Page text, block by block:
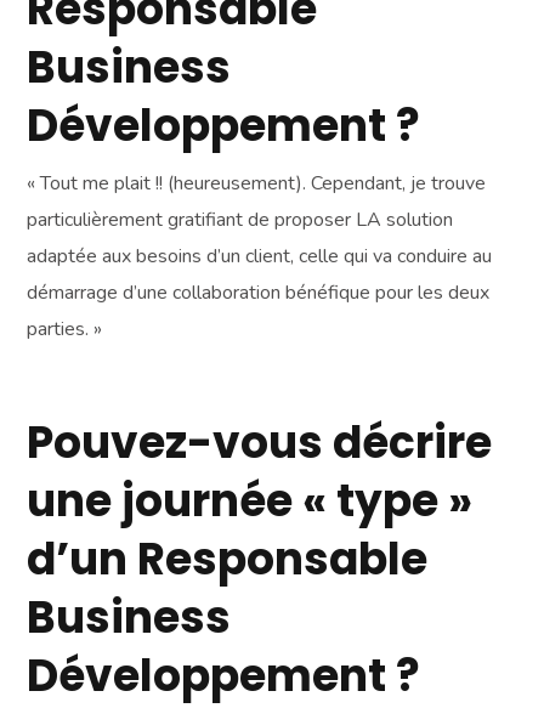
Business
Développement ?
« Tout me plait !! (heureusement). Cependant, je trouve
particulièrement gratifiant de proposer LA solution
adaptée aux besoins d’un client, celle qui va conduire au
démarrage d’une collaboration bénéfique pour les deux
parties. »
Pouvez-vous décrire
une journée « type »
d’un Responsable
Business
Développement ?